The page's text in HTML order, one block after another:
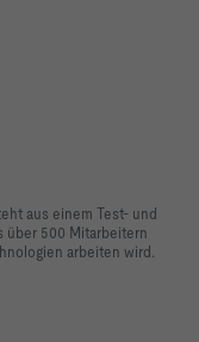
aus einem Test- und
über 500 Mitarbeitern
arbeiten wird.